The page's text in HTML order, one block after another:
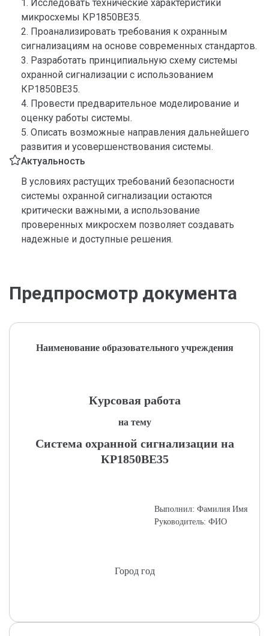
1. Исследовать технические характеристики
микросхемы КР1850ВЕ35.
2. Проанализировать требования к охранным
сигнализациям на основе современных стандартов.
3. Разработать принципиальную схему системы
охранной сигнализации с использованием
КР1850ВЕ35.
4. Провести предварительное моделирование и
оценку работы системы.
5. Описать возможные направления дальнейшего
развития и усовершенствования системы.
Актуальность
В условиях растущих требований безопасности
системы охранной сигнализации остаются
критически важными, а использование
проверенных микросхем позволяет создавать
надежные и доступные решения.
Предпросмотр документа
Наименование образовательного учреждения
Курсовая работа
на тему
Система охранной сигнализации на
КР1850ВЕ35
Выполнил: Фамилия Имя
Руководитель: ФИО
Город год